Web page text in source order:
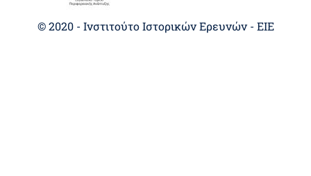
© 2020 - Ινστιτούτο Ιστορικών Ερευνών - EIE